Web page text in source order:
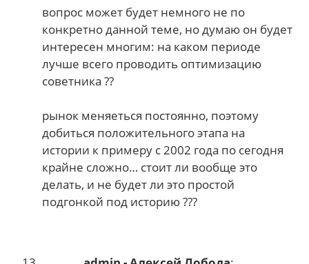
вопрос может будет немного не по
конкретно данной теме, но думаю он будет
интересен многим: на каком периоде
лучше всего проводить оптимизацию
советника ??
рынок меняеться постоянно, поэтому
добиться положительного этапа на
истории к примеру с 2002 года по сегодня
крайне сложно… стоит ли вообще это
делать, и не будет ли это простой
подгонкой под историю ???